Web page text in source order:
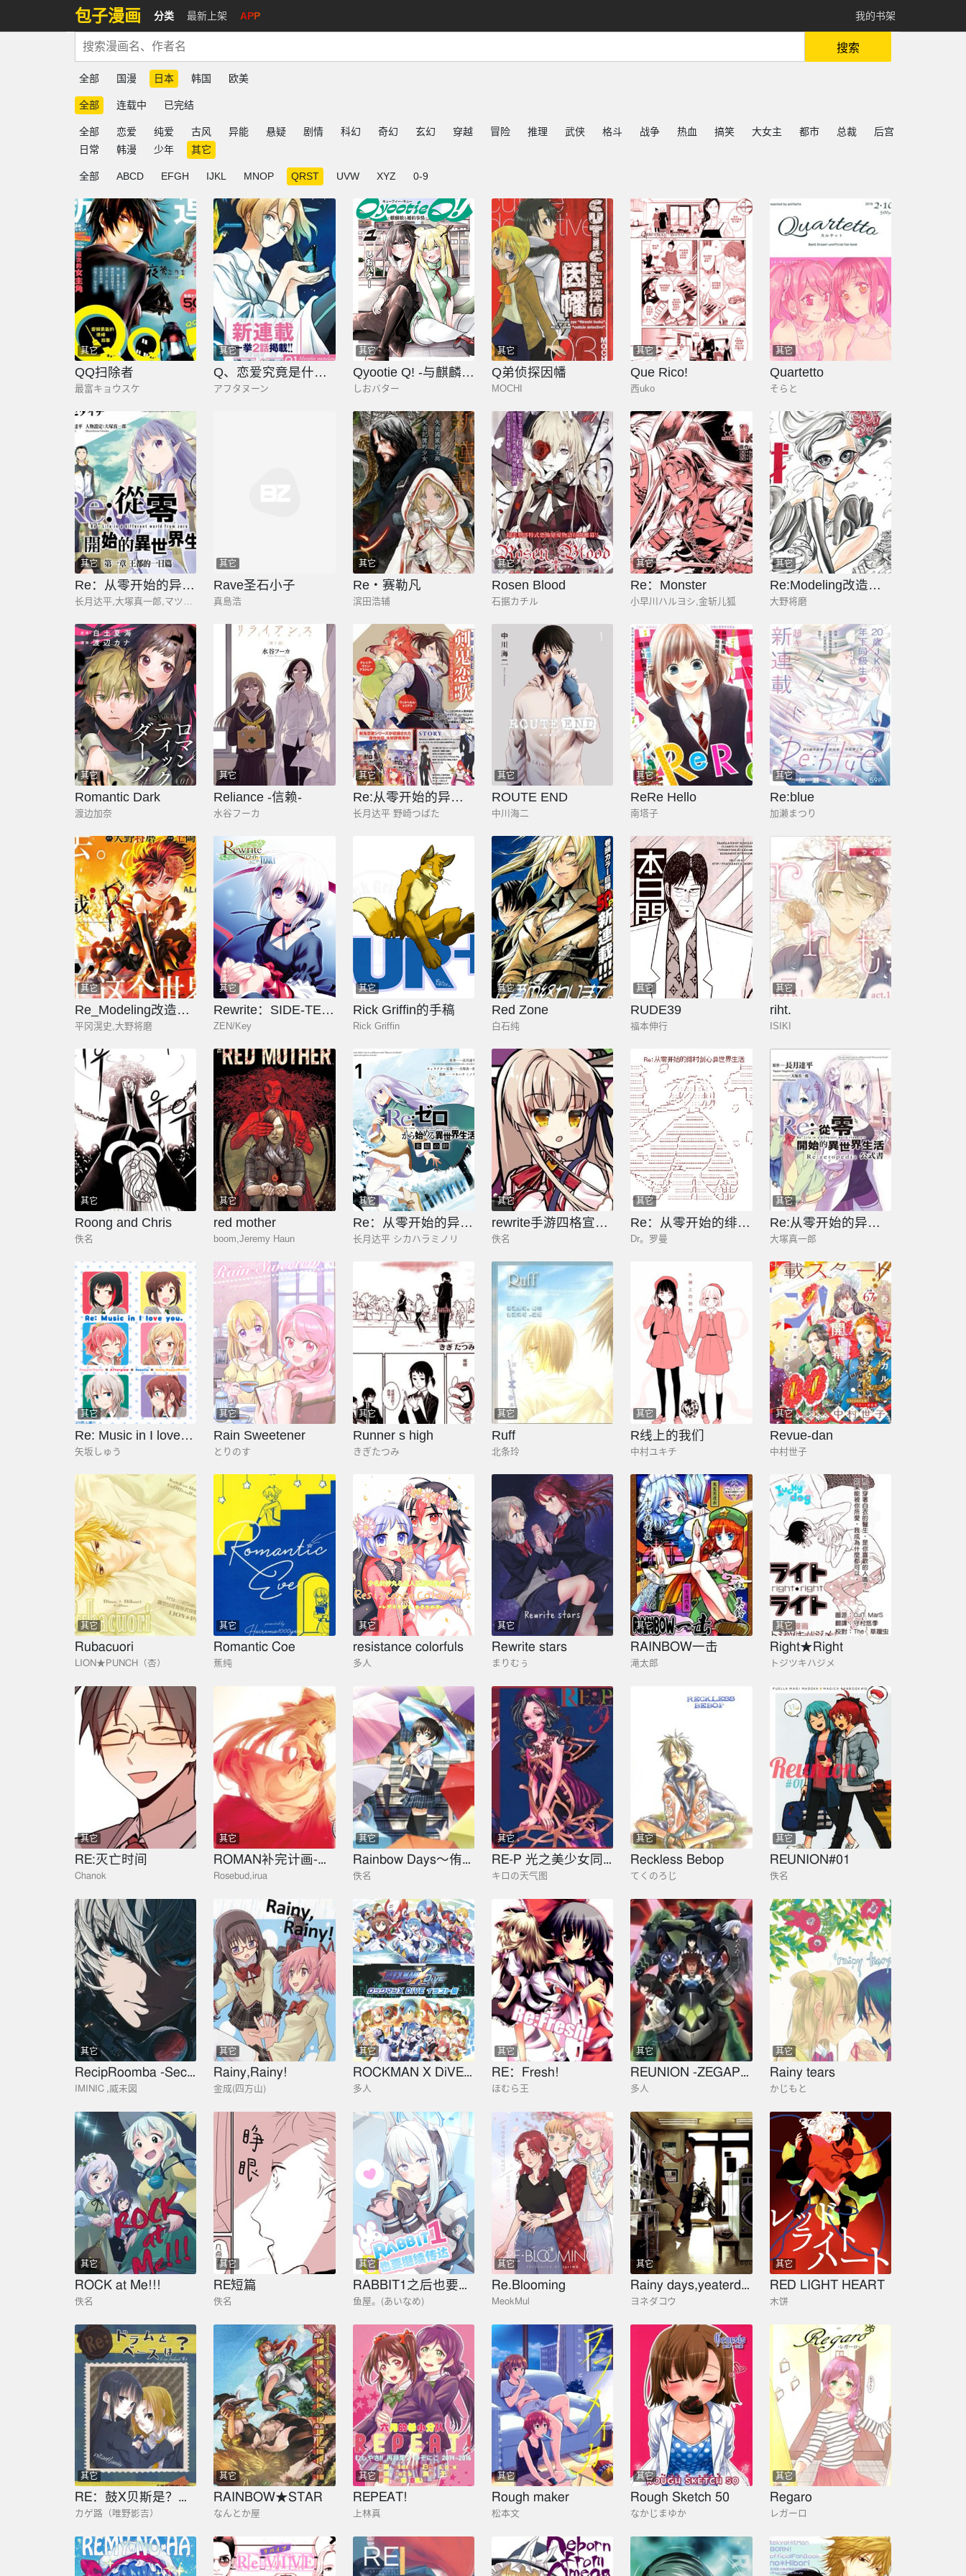
包子漫画 分类 最新上架 APP 我的书架
搜索
全部 国漫 日本 韩国 欧美
全部 连载中 已完结
全部 恋爱 纯爱 古风 异能 悬疑 剧情 科幻 奇幻 玄幻 穿越 冒险 推理 武侠 格斗 战争 热血 搞笑 大女主 都市 总裁
后宫
日常
韩漫 少年 其它
全部 ABCD EFGH IJKL MNOP QRST UVW XYZ 0-9
其它
QQ扫除者
最富キョウスケ
其它
Q、恋爱究竟是什么呢？
アフタヌーン
其它
Qyootie Q! -与麒麟娘婚约的那些事-
しおバター
其它
Q弟侦探因幡
MOCHI
其它
Que Rico!
西uko
其它
Quartetto
そらと
其它
Re：从零开始的异世界生活
其它
Rave圣石小子
真島浩
其它
Re‧赛勒凡
滨田浩辅
其它
Rosen Blood
石据カチル
其它
Re：Monster
小早川ハルヨシ,金斩儿狐
其它
Re:Modeling改造人之战
大野将磨
其它
Romantic Dark
渡边加奈
其它
Reliance -信赖-
水谷フーカ
其它
Re:从零开始的异世界生活 外传 剑鬼恋歌
长月达平 野崎つばた
其它
ROUTE END
中川海二
其它
ReRe Hello
南塔子
其它
Re:blue
加濑まつり
其它
Re_Modeling改造人之战_R
平冈滉史,大野将磨
其它
Rewrite：SIDE-TERRA
ZEN/Key
其它
Rick Griffin的手稿
Rick Griffin
其它
Red Zone
白石纯
其它
RUDE39
福本伸行
其它
riht.
ISIKI
其它
Roong and Chris
佚名
其它
red mother
boom,Jeremy Haun
其它
Re：从零开始的异世界生活 冰结之绊
长月达平 シカハラミノリ
其它
rewrite手游四格宣传漫画
佚名
其它
Re：从零开始的绯村剑心异世界生活
Dr。罗曼
其它
Re:从零开始的异世界生活公式书 Re:zeropedia
大塚真一郎
其它
Re: Music in I love you.
矢坂しゅう
其它
Rain Sweetener
とりのす
其它
Runner s high
きぎたつみ
其它
Ruff
北条玲
其它
R线上的我们
中村ユキチ
其它
Revue-dan
中村世子
其它
Rubacuori
LION★PUNCH（杏）
其它
Romantic Coe
蕉纯
其它
resistance colorfuls
多人
其它
Rewrite stars
まりむぅ
其它
RAINBOW一击
滝太郎
其它
Right★Right
トジツキハジメ
其它
RE:灭亡时间
Chanok
其它
ROMAN补完计画-希望
Rosebud,irua
其它
Rainbow Days～侑～（侑全员官方小说）
佚名
其它
RE-P 光之美少女同人
キロの天气图
其它
Reckless Bebop
てくのろじ
其它
REUNION#01
佚名
其它
RecipRoomba -Second part
IMINIC ,威未図
其它
Rainy,Rainy!
金成(四方山)
其它
ROCKMAN X DiVE Illusrations
多人
其它
RE：Fresh!
ほむら王
其它
REUNION -ZEGAPAIN ARCHIVE PROJECT-
多人
其它
Rainy tears
かじもと
其它
ROCK at Me!!!
佚名
其它
RE短篇
佚名
其它
RABBIT1之后也要继续传达
鱼屋。(あいなめ)
其它
Re.Blooming
MeokMul
其它
Rainy days,yeaterday
ヨネダコウ
其它
RED LIGHT HEART
木饼
其它
RE：鼓X贝斯是？夫妇！
カゲ路（唯野影吉）
其它
RAINBOW★STAR
なんとか屋
其它
REPEAT!
上林真
其它
Rough maker
松本文
其它
Rough Sketch 50
なかじまゆか
其它
Regaro
レガーロ